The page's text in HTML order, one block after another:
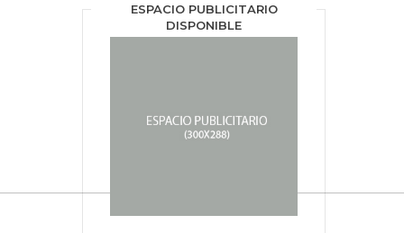
ESPACIO PUBLICITARIO
DISPONIBLE